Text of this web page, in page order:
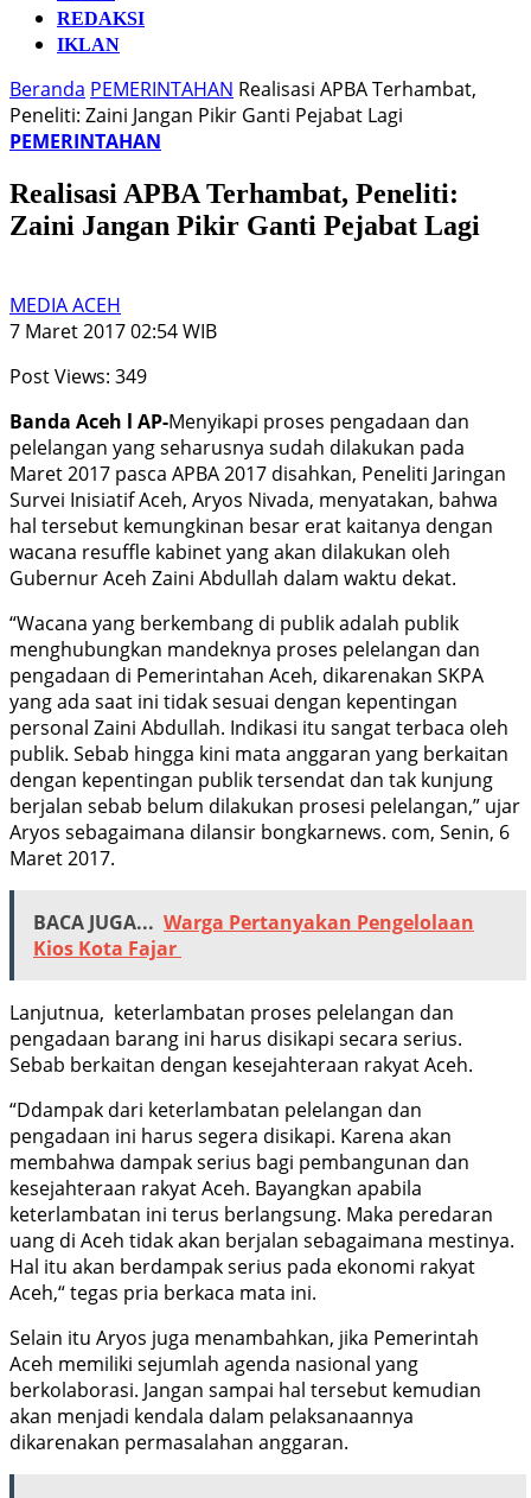
REDAKSI
IKLAN
Beranda PEMERINTAHAN Realisasi APBA Terhambat,
Peneliti: Zaini Jangan Pikir Ganti Pejabat Lagi
PEMERINTAHAN
Realisasi APBA Terhambat, Peneliti:
Zaini Jangan Pikir Ganti Pejabat Lagi
MEDIA ACEH
7 Maret 2017 02:54 WIB
Post Views: 349
Banda Aceh l AP-Menyikapi proses pengadaan dan
pelelangan yang seharusnya sudah dilakukan pada
Maret 2017 pasca APBA 2017 disahkan, Peneliti Jaringan
Survei Inisiatif Aceh, Aryos Nivada, menyatakan, bahwa
hal tersebut kemungkinan besar erat kaitanya dengan
wacana resuffle kabinet yang akan dilakukan oleh
Gubernur Aceh Zaini Abdullah dalam waktu dekat.
“Wacana yang berkembang di publik adalah publik
menghubungkan mandeknya proses pelelangan dan
pengadaan di Pemerintahan Aceh, dikarenakan SKPA
yang ada saat ini tidak sesuai dengan kepentingan
personal Zaini Abdullah. Indikasi itu sangat terbaca oleh
publik. Sebab hingga kini mata anggaran yang berkaitan
dengan kepentingan publik tersendat dan tak kunjung
berjalan sebab belum dilakukan prosesi pelelangan,” ujar
Aryos sebagaimana dilansir bongkarnews. com, Senin, 6
Maret 2017.
BACA JUGA... Warga Pertanyakan Pengelolaan
Kios Kota Fajar
Lanjutnua, keterlambatan proses pelelangan dan
pengadaan barang ini harus disikapi secara serius.
Sebab berkaitan dengan kesejahteraan rakyat Aceh.
“Ddampak dari keterlambatan pelelangan dan
pengadaan ini harus segera disikapi. Karena akan
membahwa dampak serius bagi pembangunan dan
kesejahteraan rakyat Aceh. Bayangkan apabila
keterlambatan ini terus berlangsung. Maka peredaran
uang di Aceh tidak akan berjalan sebagaimana mestinya.
Hal itu akan berdampak serius pada ekonomi rakyat
Aceh,“ tegas pria berkaca mata ini.
Selain itu Aryos juga menambahkan, jika Pemerintah
Aceh memiliki sejumlah agenda nasional yang
berkolaborasi. Jangan sampai hal tersebut kemudian
akan menjadi kendala dalam pelaksanaannya
dikarenakan permasalahan anggaran.